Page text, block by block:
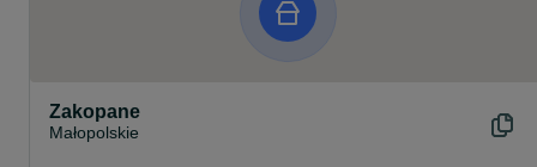
Zakopane
Małopolskie